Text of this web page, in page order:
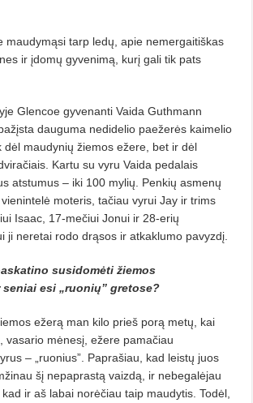
maudymąsi tarp ledų, apie nemergaitiškas
ir įdomų gyvenimą, kurį gali tik pats
Glencoe gyvenanti Vaida Guthmann
dauguma nedidelio paežerės kaimelio
dėl maudynių žiemos ežere, bet ir dėl
Kartu su vyru Vaida pedalais
atstumus – iki 100 mylių. Penkių asmenų
moteris, tačiau vyrui Jay ir trims
Isaac, 17-mečiui Jonui ir 28-erių
ji neretai rodo drąsos ir atkaklumo pavyzdį.
susidomėti žiemos
seniai esi „ruonių” gretose?
ežerą man kilo prieš porą metų, kai
vasario mėnesį, ežere pamačiau
– „ruonius”. Paprašiau, kad leistų juos
šį nepaprastą vaizdą, ir nebegalėjau
ir aš labai norėčiau taip maudytis. Todėl,